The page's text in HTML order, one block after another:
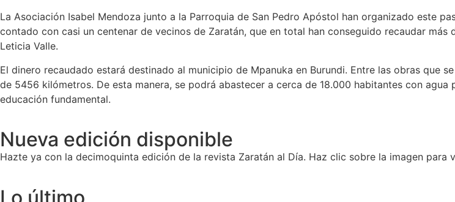
La Asociación Isabel Mendoza junto a la Parroquia de San Pedro Apóstol han organizado este
contado con casi un centenar de vecinos de Zaratán, que en total han conseguido recaudar
Leticia Valle.
El dinero recaudado estará destinado al municipio de Mpanuka en Burundi. Entre las obras que
de 5456 kilómetros. De esta manera, se podrá abastecer a cerca de 18.000 habitantes con
educación fundamental.
Nueva edición disponible
Hazte ya con la decimoquinta edición de la revista Zaratán al Día. Haz clic sobre la imagen para
Lo último